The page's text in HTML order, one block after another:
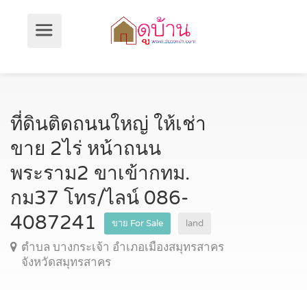
ที่ดินติดถนนใหญ่ ให้เช่า
ขาย 2ไร่ หน้าถนน
พระราม2 ขาเข้ากทม.
กม37 โทร/ไลน์ 086-
4087241
ขาย For Sale land
ตำบล บางกระเจ้า อำเภอเมืองสมุทรสาคร
จังหวัดสมุทรสาคร